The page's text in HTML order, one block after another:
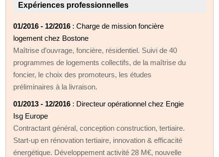
Expériences professionnelles
01/2016 - 12/2016 : Charge de mission foncière
logement chez Bostone
Maîtrise d’ouvrage, foncière, résidentiel. Suivi de 40
programmes de logements collectifs, de la maîtrise du
foncier, le choix des promoteurs, les études
préliminaires à la livraison.
01/2013 - 12/2016 : Directeur opérationnel chez Engie
Isg Europe
Contractant général, conception construction, tertiaire.
Start-up en rénovation tertiaire, innovation & efficacité
énergétique. Développement activité 28 M€, nouvelle